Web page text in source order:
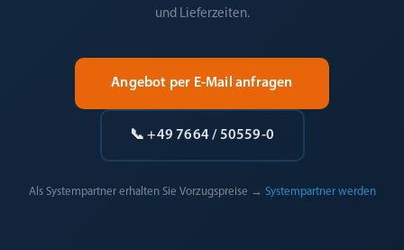
und Lieferzeiten.
Angebot per E-Mail anfragen
📞 +49 7664 / 50559-0
Als Systempartner erhalten Sie Vorzugspreise → Systempartner werden